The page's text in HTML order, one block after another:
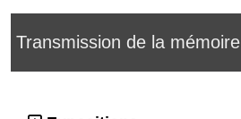
Transmission de la mémoire